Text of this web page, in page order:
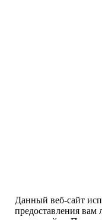
Данный веб-сайт
предоставления вам